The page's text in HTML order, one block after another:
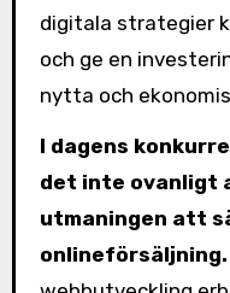
digitala strategier
och ge en
nytta och
I dagens
det inte ovanligt
utmaningen att
onlineförsäljning.